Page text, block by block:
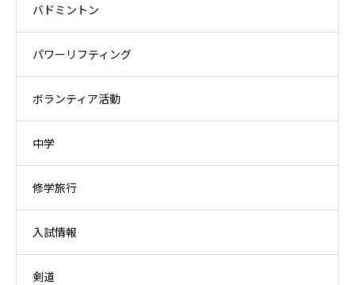
バドミントン
パワーリフティング
ボランティア活動
中学
修学旅行
入試情報
剣道